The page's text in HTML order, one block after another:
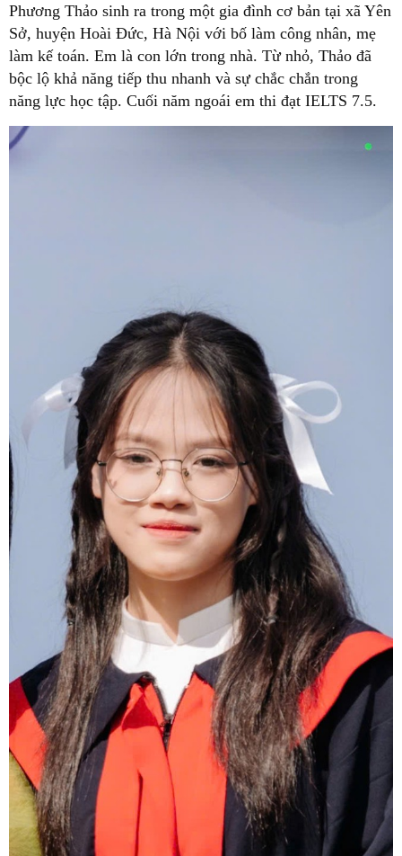
Phương Thảo sinh ra trong một gia đình cơ bản tại xã Yên
Sở, huyện Hoài Đức, Hà Nội với bố làm công nhân, mẹ
làm kế toán. Em là con lớn trong nhà. Từ nhỏ, Thảo đã
bộc lộ khả năng tiếp thu nhanh và sự chắc chắn trong
năng lực học tập. Cuối năm ngoái em thi đạt IELTS 7.5.